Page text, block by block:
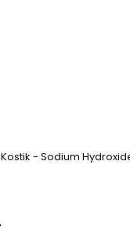
- Sodium